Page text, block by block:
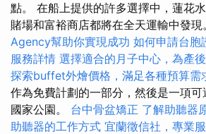
點。 在船上提供的許多選擇中，蓮花
賭場和富裕商店都將在全天運輸中發現
Agency幫助你實現成功 如何申請台胞
服務詳情 選擇適合的月子中心，為產
探索buffet外燴價格，滿足各種預算需
作為免費計劃的一部分，然後是一項
國家公園。 台中骨盆矯正 了解助聽器
助聽器的工作方式 宜蘭徵信社，專業